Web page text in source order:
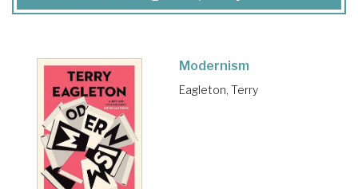
Modernism
Eagleton, Terry